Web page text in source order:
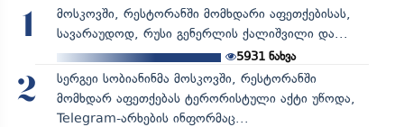
1
მოსკოვში, რესტორანში მომხდარი აფეთქებისას,
სავარაუდოდ, რუსი გენერლის ქალიშვილი და...
5931 ნახვა
2
სერგეი სობიანინმა მოსკოვში, რესტორანში
მომხდარ აფეთქებას ტერორისტული აქტი უწოდა,
Telegram-არხების ინფორმაც...